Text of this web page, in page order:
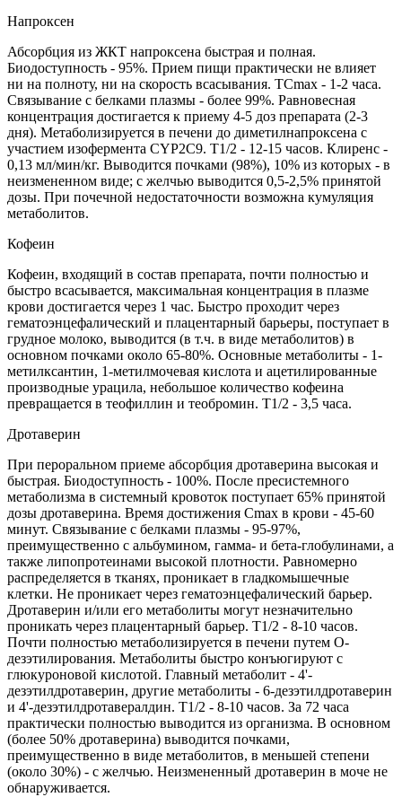
Напроксен
Абсорбция из ЖКТ напроксена быстрая и полная.
Биодоступность - 95%. Прием пищи практически не влияет
ни на полноту, ни на скорость всасывания. ТСmах - 1-2 часа.
Связывание с белками плазмы - более 99%. Равновесная
концентрация достигается к приему 4-5 доз препарата (2-3
дня). Метаболизируется в печени до диметилнапроксена с
участием изофермента CYP2C9. T1/2 - 12-15 часов. Клиренс -
0,13 мл/мин/кг. Выводится почками (98%), 10% из которых - в
неизмененном виде; с желчью выводится 0,5-2,5% принятой
дозы. При почечной недостаточности возможна кумуляция
метаболитов.
Кофеин
Кофеин, входящий в состав препарата, почти полностью и
быстро всасывается, максимальная концентрация в плазме
крови достигается через 1 час. Быстро проходит через
гематоэнцефалический и плацентарный барьеры, поступает в
грудное молоко, выводится (в т.ч. в виде метаболитов) в
основном почками около 65-80%. Основные метаболиты - 1-
метилксантин, 1-метилмочевая кислота и ацетилированные
производные урацила, небольшое количество кофеина
превращается в теофиллин и теобромин. T1/2 - 3,5 часа.
Дротаверин
При пероральном приеме абсорбция дротаверина высокая и
быстрая. Биодоступность - 100%. После пресистемного
метаболизма в системный кровоток поступает 65% принятой
дозы дротаверина. Время достижения Сmах в крови - 45-60
минут. Связывание с белками плазмы - 95-97%,
преимущественно с альбумином, гамма- и бета-глобулинами, а
также липопротеинами высокой плотности. Равномерно
распределяется в тканях, проникает в гладкомышечные
клетки. Не проникает через гематоэнцефалический барьер.
Дротаверин и/или его метаболиты могут незначительно
проникать через плацентарный барьер. T1/2 - 8-10 часов.
Почти полностью метаболизируется в печени путем О-
дезэтилирования. Метаболиты быстро конъюгируют с
глюкуроновой кислотой. Главный метаболит - 4'-
дезэтилдротаверин, другие метаболиты - 6-дезэтилдротаверин
и 4'-дезэтилдротавералдин. T1/2 - 8-10 часов. За 72 часа
практически полностью выводится из организма. В основном
(более 50% дротаверина) выводится почками,
преимущественно в виде метаболитов, в меньшей степени
(около 30%) - с желчью. Неизмененный дротаверин в моче не
обнаруживается.